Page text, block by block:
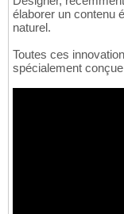
élaborer un contenu
naturel.
Toutes ces
spécialement